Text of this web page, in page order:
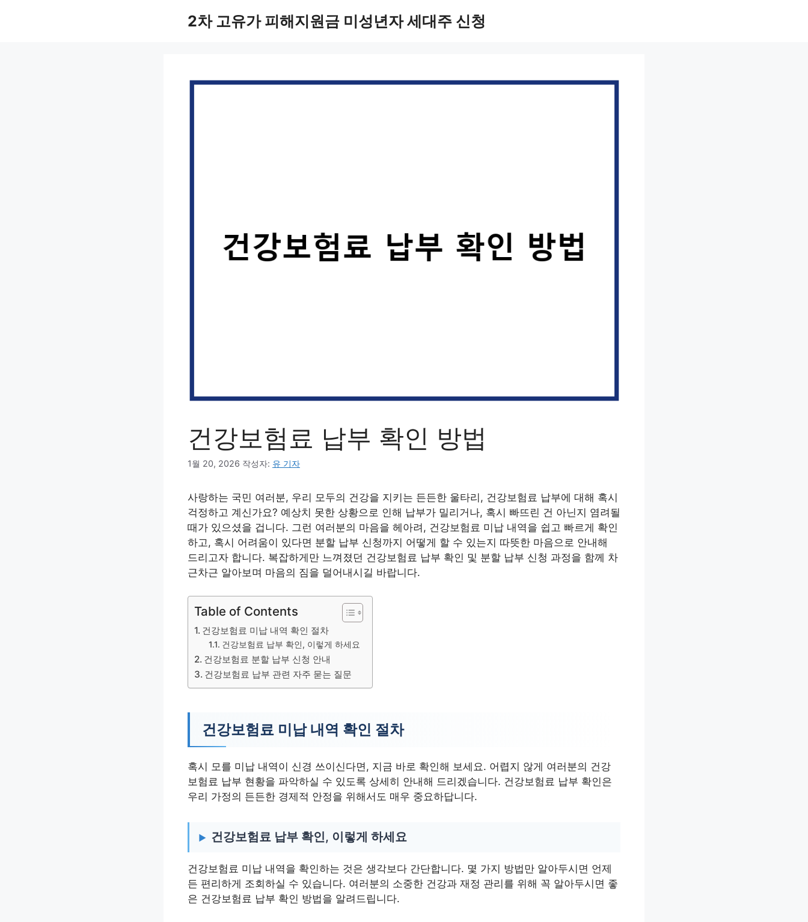
2차 고유가 피해지원금 미성년자 세대주 신청
건강보험료 납부 확인 방법
1월 20, 2026 작성자: 유 기자
사랑하는 국민 여러분, 우리 모두의 건강을 지키는 든든한 울타리, 건강보험료 납부에 대해 혹시
걱정하고 계신가요? 예상치 못한 상황으로 인해 납부가 밀리거나, 혹시 빠뜨린 건 아닌지 염려될
때가 있으셨을 겁니다. 그런 여러분의 마음을 헤아려, 건강보험료 미납 내역을 쉽고 빠르게 확인
하고, 혹시 어려움이 있다면 분할 납부 신청까지 어떻게 할 수 있는지 따뜻한 마음으로 안내해
드리고자 합니다. 복잡하게만 느껴졌던 건강보험료 납부 확인 및 분할 납부 신청 과정을 함께 차
근차근 알아보며 마음의 짐을 덜어내시길 바랍니다.
Table of Contents
건강보험료 미납 내역 확인 절차
건강보험료 납부 확인, 이렇게 하세요
건강보험료 분할 납부 신청 안내
건강보험료 납부 관련 자주 묻는 질문
건강보험료 미납 내역 확인 절차
혹시 모를 미납 내역이 신경 쓰이신다면, 지금 바로 확인해 보세요. 어렵지 않게 여러분의 건강
보험료 납부 현황을 파악하실 수 있도록 상세히 안내해 드리겠습니다. 건강보험료 납부 확인은
우리 가정의 든든한 경제적 안정을 위해서도 매우 중요하답니다.
건강보험료 납부 확인, 이렇게 하세요
건강보험료 미납 내역을 확인하는 것은 생각보다 간단합니다. 몇 가지 방법만 알아두시면 언제
든 편리하게 조회하실 수 있습니다. 여러분의 소중한 건강과 재정 관리를 위해 꼭 알아두시면 좋
은 건강보험료 납부 확인 방법을 알려드립니다.